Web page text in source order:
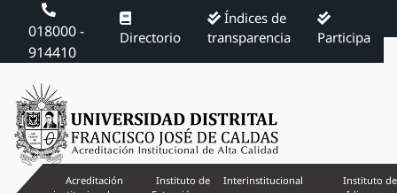
018000 -
914410
Directorio
Índices de
transparencia
Participa
Acreditación
Instituto de
Interinstitucional
Instituto de